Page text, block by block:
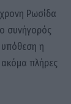
Ρωσίδα
συνήγορός
υπόθεση η
ακόμα πλήρες